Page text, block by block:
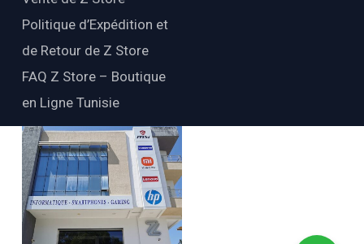
Politique d’Expédition et
de Retour de Z Store
FAQ Z Store – Boutique
en Ligne Tunisie